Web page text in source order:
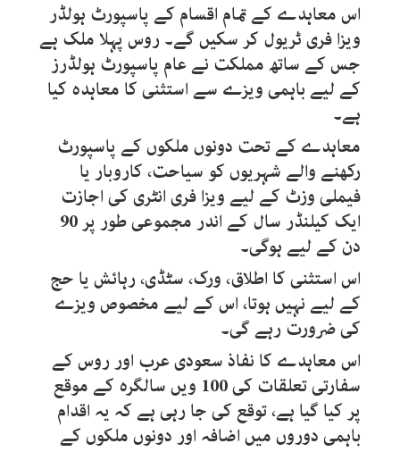
اس معاہدے کے تمام اقسام کے پاسپورٹ ہولڈر
ویزا فری ٹریول کر سکیں گے۔ روس پہلا ملک ہے
جس کے ساتھ مملکت نے عام پاسپورٹ ہولڈرز
کے لیے باہمی ویزے سے استثنی کا معاہدہ کیا
ہے۔
معاہدے کے تحت دونوں ملکوں کے پاسپورٹ
رکھنے والے شہریوں کو سیاحت، کاروبار یا
فیملی وزٹ کے لیے ویزا فری انٹری کی اجازت
ایک کیلنڈر سال کے اندر مجموعی طور پر 90
دن کے لیے ہوگی۔
اس استثنی کا اطلاق، ورک، سٹڈی، رہائش یا حج
کے لیے نہیں ہوتا، اس کے لیے مخصوص ویزے
کی ضرورت رہے گی۔
اس معاہدے کا نفاذ سعودی عرب اور روس کے
سفارتی تعلقات کی 100 ویں سالگرہ کے موقع
پر کیا گیا ہے، توقع کی جا رہی ہے کہ یہ اقدام
باہمی دوروں میں اضافہ اور دونوں ملکوں کے